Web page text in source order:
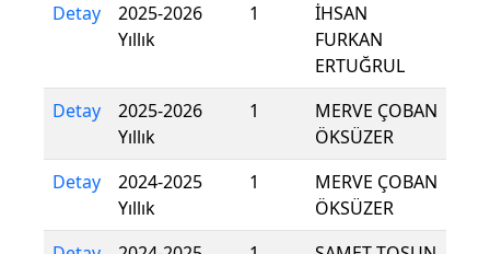
Detay
2025-2026
Yıllık
1
İHSAN
FURKAN
ERTUĞRUL
Detay
2025-2026
Yıllık
1
MERVE ÇOBAN
ÖKSÜZER
Detay
2024-2025
Yıllık
1
MERVE ÇOBAN
ÖKSÜZER